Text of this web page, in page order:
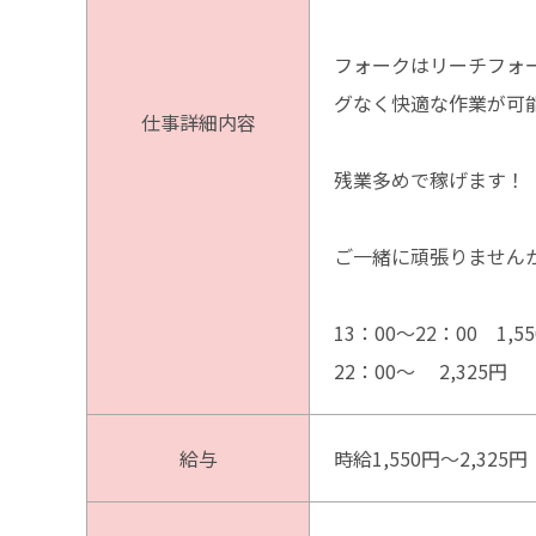
仕事詳細内容
フォークはリーチフ
グなく快適な作業が可
残業多めで稼げます！
ご一緒に頑張りません
13：00～22：00
22：00～ 2,325円
給与 時給1,550円～2,325円